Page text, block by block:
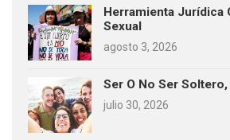
Herramienta Jurídica
Sexual
agosto 3, 2026
Ser O No Ser
julio 30, 2026